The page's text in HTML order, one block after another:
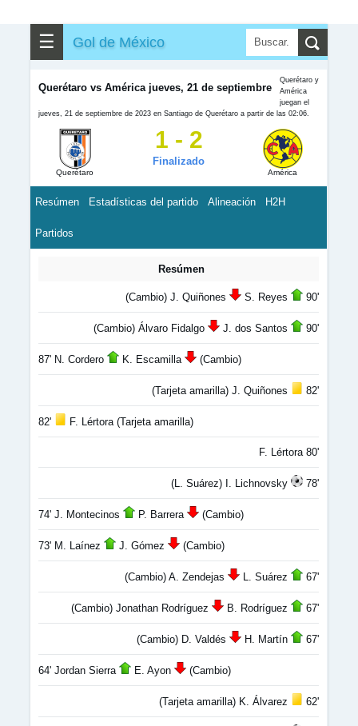
☰ Gol de México
Querétaro vs América jueves, 21 de septiembre
Querétaro y
América
juegan el
jueves, 21 de septiembre de 2023 en Santiago de Querétaro a partir de las 02:06.
Querétaro
1 - 2
Finalizado
América
Resúmen Estadísticas del partido Alineación H2H
Partidos
Resúmen
(Cambio) J. Quiñones S. Reyes 90'
(Cambio) Álvaro Fidalgo J. dos Santos 90'
87' N. Cordero K. Escamilla (Cambio)
(Tarjeta amarilla) J. Quiñones 82'
82' F. Lértora (Tarjeta amarilla)
F. Lértora 80'
(L. Suárez) I. Lichnovsky 78'
74' J. Montecinos P. Barrera (Cambio)
73' M. Laínez J. Gómez (Cambio)
(Cambio) A. Zendejas L. Suárez 67'
(Cambio) Jonathan Rodríguez B. Rodríguez 67'
(Cambio) D. Valdés H. Martín 67'
64' Jordan Sierra E. Ayon (Cambio)
(Tarjeta amarilla) K. Álvarez 62'